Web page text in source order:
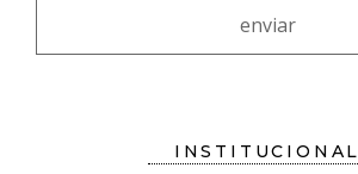
INSTITUCIONAL